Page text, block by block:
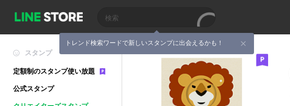
トレンド検索ワードで新しいスタンプに出会えるかも！
スタンプ
定額制のスタンプ使い放題
公式スタンプ